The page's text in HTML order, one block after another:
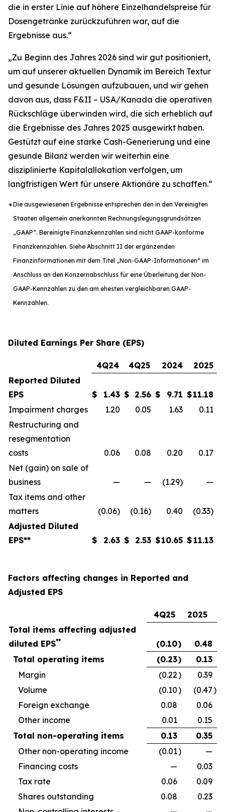
die in erster Linie auf höhere Einzelhandelspreise für
Dosengetränke zurückzuführen war, auf die
Ergebnisse aus.“
„Zu Beginn des Jahres 2026 sind wir gut positioniert,
um auf unserer aktuellen Dynamik im Bereich Textur
und gesunde Lösungen aufzubauen, und wir gehen
davon aus, dass F&II – USA/Kanada die operativen
Rückschläge überwinden wird, die sich erheblich auf
die Ergebnisse des Jahres 2025 ausgewirkt haben.
Gestützt auf eine starke Cash-Generierung und eine
gesunde Bilanz werden wir weiterhin eine
disziplinierte Kapitalallokation verfolgen, um
langfristigen Wert für unsere Aktionäre zu schaffen.“
*Die ausgewiesenen Ergebnisse entsprechen den in den Vereinigten
Staaten allgemein anerkannten Rechnungslegungsgrundsätzen
„GAAP“. Bereinigte Finanzkennzahlen sind nicht GAAP-konforme
Finanzkennzahlen. Siehe Abschnitt II der ergänzenden
Finanzinformationen mit dem Titel „Non-GAAP-Informationen“ im
Anschluss an den Konzernabschluss für eine Überleitung der Non-
GAAP-Kennzahlen zu den am ehesten vergleichbaren GAAP-
Kennzahlen.
Diluted Earnings Per Share (EPS)
4Q24 4Q25 2024
2025
Reported Diluted
EPS
$ 1.43 $ 2.56 $ 9.71 $11.18
Impairment charges
1.20 0.05 1.63
0.11
Restructuring and
resegmentation
costs
0.06 0.08 0.20
0.17
Net (gain) on sale of
business
— — (1.29)
—
Tax items and other
matters
(0.06) (0.16) 0.40
(0.33)
Adjusted Diluted
EPS**
$ 2.63 $ 2.53 $10.65 $ 11.13
Factors affecting changes in Reported and
Adjusted EPS
4Q25
2025
Total items affecting adjusted
diluted EPS** (0.10)
0.48
Total operating items
(0.23)
0.13
Margin
(0.22)
0.39
Volume
(0.10) (0.47)
Foreign exchange
0.08
0.06
Other income
0.01
0.15
Total non-operating items
0.13
0.35
Other non-operating income
(0.01)
—
Financing costs
—
0.03
Tax rate
0.06
0.09
Shares outstanding
0.08
0.23